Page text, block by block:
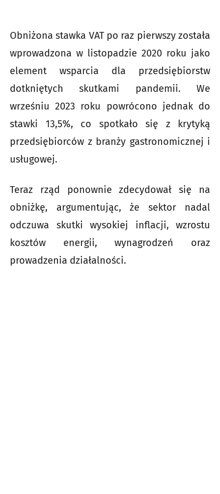
Obniżona stawka VAT po raz pierwszy została
wprowadzona w listopadzie 2020 roku jako
element wsparcia dla przedsiębiorstw
dotkniętych skutkami pandemii. We
wrześniu 2023 roku powrócono jednak do
stawki 13,5%, co spotkało się z krytyką
przedsiębiorców z branży gastronomicznej i
usługowej.
Teraz rząd ponownie zdecydował się na
obniżkę, argumentując, że sektor nadal
odczuwa skutki wysokiej inflacji, wzrostu
kosztów energii, wynagrodzeń oraz
prowadzenia działalności.